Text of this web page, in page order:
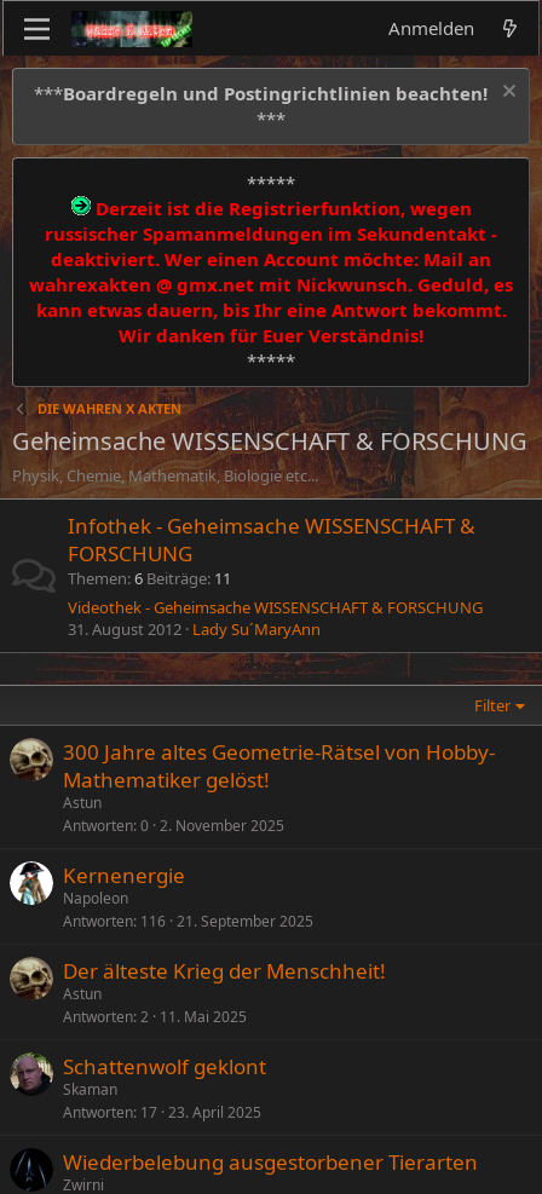
Anmelden
***Boardregeln und Postingrichtlinien beachten!
***
*****
Derzeit ist die Registrierfunktion, wegen
russischer Spamanmeldungen im Sekundentakt -
deaktiviert. Wer einen Account möchte: Mail an
wahrexakten @ gmx.net mit Nickwunsch. Geduld, es
kann etwas dauern, bis Ihr eine Antwort bekommt.
Wir danken für Euer Verständnis!
*****
DIE WAHREN X AKTEN
Geheimsache WISSENSCHAFT & FORSCHUNG
Physik, Chemie, Mathematik, Biologie etc...
Infothek - Geheimsache WISSENSCHAFT &
FORSCHUNG
Themen 6 Beiträge 11
Videothek - Geheimsache WISSENSCHAFT & FORSCHUNG
31. August 2012 Lady Su´MaryAnn
Filter
300 Jahre altes Geometrie-Rätsel von Hobby-
Mathematiker gelöst!
Astun
Antworten 0 2. November 2025
Kernenergie
Napoleon
Antworten 116 21. September 2025
Der älteste Krieg der Menschheit!
Astun
Antworten 2 11. Mai 2025
Schattenwolf geklont
Skaman
Antworten 17 23. April 2025
Wiederbelebung ausgestorbener Tierarten
Zwirni